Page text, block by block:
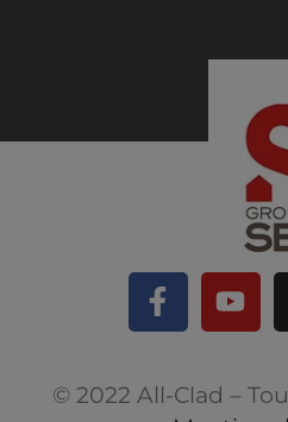
© 2022 All-Clad –